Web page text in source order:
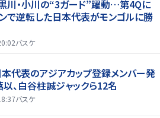
川・小川の“3ガード”躍動…第4Qに
で逆転した日本代表がモンゴルに勝
バスケ
代表のアジアカップ登録メンバー発
、白谷柱誠ジャックら12名
バスケ